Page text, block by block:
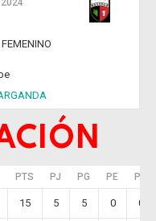
PTS PJ PG PE PP
15 5 5 0 0